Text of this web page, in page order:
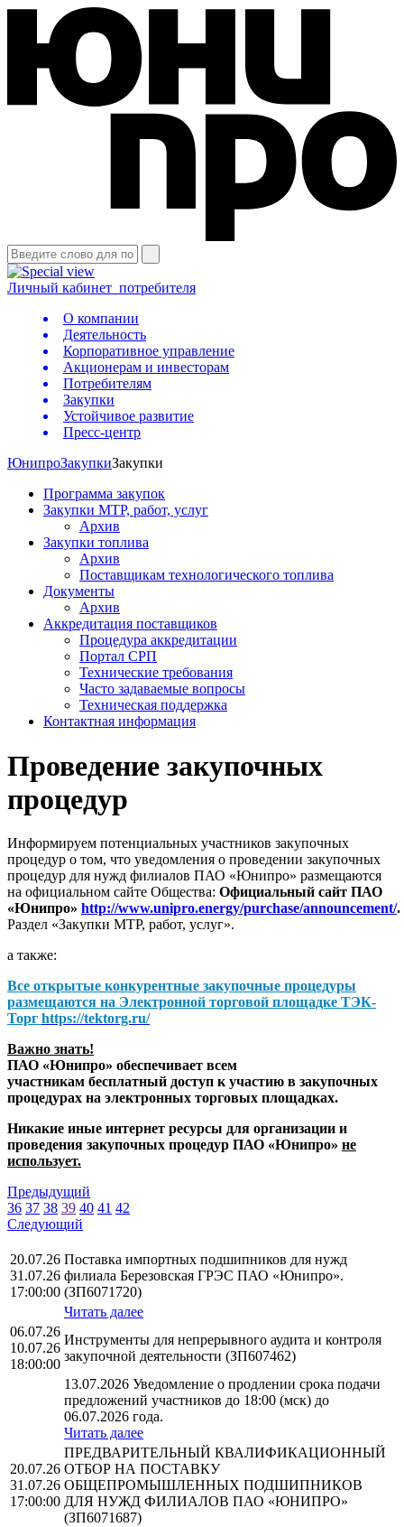
Личный кабинет потребителя
О компании
Деятельность
Корпоративное управление
Акционерам и инвесторам
Потребителям
Закупки
Устойчивое развитие
Пресс-центр
ЮнипроЗакупкиЗакупки
Программа закупок
Закупки МТР, работ, услуг
Архив
Закупки топлива
Архив
Поставщикам технологического топлива
Документы
Архив
Аккредитация поставщиков
Процедура аккредитации
Портал СРП
Технические требования
Часто задаваемые вопросы
Техническая поддержка
Контактная информация
Проведение закупочных
процедур
Информируем потенциальных участников закупочных
процедур о том, что уведомления о проведении закупочных
процедур для нужд филиалов ПАО «Юнипро» размещаются
на официальном сайте Общества: Официальный сайт ПАО
«Юнипро» http://www.unipro.energy/purchase/announcement/.
Раздел «Закупки МТР, работ, услуг».
а также:
Все открытые конкурентные закупочные процедуры
размещаются на Электронной торговой площадке ТЭК-
Торг https://tektorg.ru/
Важно знать!
ПАО «Юнипро» обеспечивает всем
участникам бесплатный доступ к участию в закупочных
процедурах на электронных торговых площадках.
Никакие иные интернет ресурсы для организации и
проведения закупочных процедур ПАО «Юнипро» не
использует.
Предыдущий
36 37 38 39 40 41 42
Следующий
20.07.26
31.07.26
17:00:00
Поставка импортных подшипников для нужд
филиала Березовская ГРЭС ПАО «Юнипро».
(ЗП6071720)
Читать далее
06.07.26
10.07.26
18:00:00
Инструменты для непрерывного аудита и контроля
закупочной деятельности (ЗП607462)
13.07.2026 Уведомление о продлении срока подачи
предложений участников до 18:00 (мск) до
06.07.2026 года.
Читать далее
20.07.26
31.07.26
17:00:00
ПРЕДВАРИТЕЛЬНЫЙ КВАЛИФИКАЦИОННЫЙ
ОТБОР НА ПОСТАВКУ
ОБЩЕПРОМЫШЛЕННЫХ ПОДШИПНИКОВ
ДЛЯ НУЖД ФИЛИАЛОВ ПАО «ЮНИПРО»
(ЗП6071687)